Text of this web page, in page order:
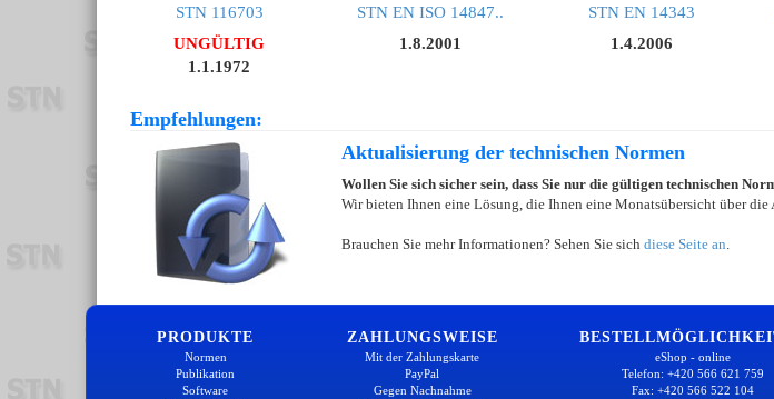
STN 116703
UNGÜLTIG
1.1.1972
STN EN ISO 14847..
1.8.2001
STN EN 14343
1.4.2006
Empfehlungen:
Aktualisierung der technischen Normen
Wollen Sie sich sicher sein, dass Sie nur die gültigen technischen
Wir bieten Ihnen eine Lösung, die Ihnen eine Monatsübersicht über
Brauchen Sie mehr Informationen? Sehen Sie sich diese Seite an.
PRODUKTE
Normen
Publikation
Software
ZAHLUNGSWEISE
Mit der Zahlungskarte
PayPal
Gegen Nachnahme
eShop - online
Telefon: +420 566 621 759
Fax: +420 566 522 104